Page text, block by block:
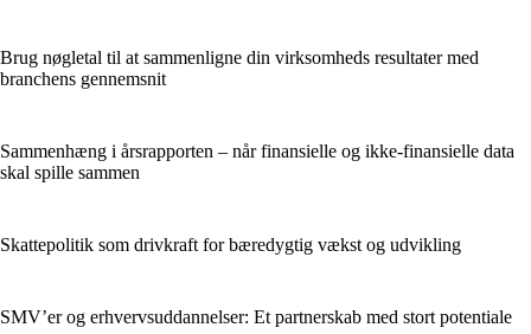
Brug nøgletal til at sammenligne din virksomheds resultater med
branchens gennemsnit
Sammenhæng i årsrapporten – når finansielle og ikke-finansielle data
skal spille sammen
Skattepolitik som drivkraft for bæredygtig vækst og udvikling
SMV’er og erhvervsuddannelser: Et partnerskab med stort potentiale